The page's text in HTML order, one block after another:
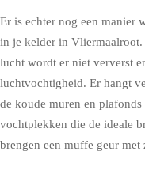
Er is echter nog een manier
in je kelder in Vliermaalroot.
lucht wordt er niet ververst
luchtvochtigheid. Er hangt
de koude muren en
vochtplekken die de ideale
brengen een muffe geur met